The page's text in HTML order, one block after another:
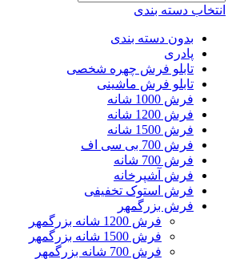
انتخاب دسته بندی
بدون دسته بندی
پادری
تابلو فرش چهره شخصی
تابلو فرش ماشینی
فرش 1000 شانه
فرش 1200 شانه
فرش 1500 شانه
فرش 700 بی سی اف
فرش 700 شانه
فرش آشپرخانه
فرش استوک تخفیفی
فرش بزرگمهر
فرش 1200 شانه بزرگمهر
فرش 1500 شانه بزرگمهر
فرش 700 شانه بزرگمهر